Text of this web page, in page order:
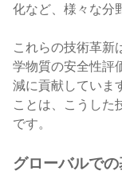
化など、様々な分
これらの技術革新
学物質の安全性評
減に貢献していま
ことは、こうした
です。
グローバルで